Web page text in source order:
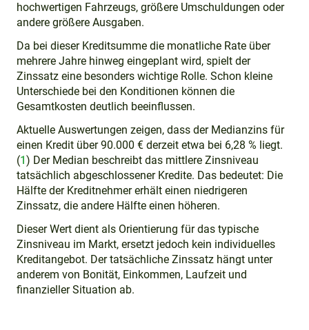
hochwertigen Fahrzeugs, größere Umschuldungen oder
andere größere Ausgaben.
Da bei dieser Kreditsumme die monatliche Rate über
mehrere Jahre hinweg eingeplant wird, spielt der
Zinssatz eine besonders wichtige Rolle. Schon kleine
Unterschiede bei den Konditionen können die
Gesamtkosten deutlich beeinflussen.
Aktuelle Auswertungen zeigen, dass der Medianzins für
einen Kredit über 90.000 € derzeit etwa bei 6,28 % liegt.
(1) Der Median beschreibt das mittlere Zinsniveau
tatsächlich abgeschlossener Kredite. Das bedeutet: Die
Hälfte der Kreditnehmer erhält einen niedrigeren
Zinssatz, die andere Hälfte einen höheren.
Dieser Wert dient als Orientierung für das typische
Zinsniveau im Markt, ersetzt jedoch kein individuelles
Kreditangebot. Der tatsächliche Zinssatz hängt unter
anderem von Bonität, Einkommen, Laufzeit und
finanzieller Situation ab.